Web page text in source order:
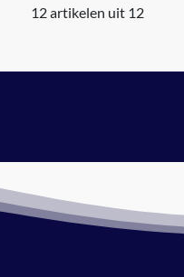
12 artikelen uit 12